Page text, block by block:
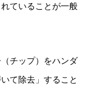
ていることが一般
チップ）をハンダ
て除去」すること